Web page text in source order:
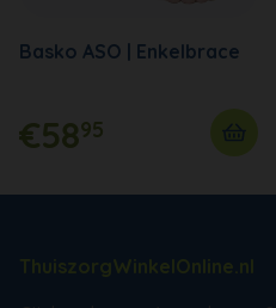
Basko ASO | Enkelbrace
€5895